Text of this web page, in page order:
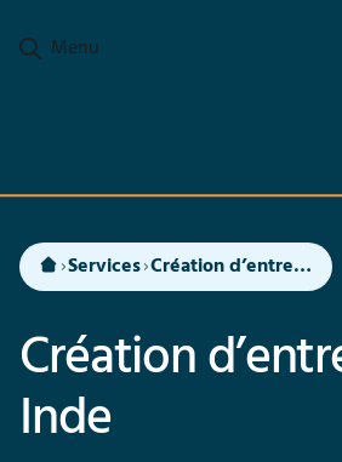
Menu
Services Création d’entreprise en Inde
Création
Inde